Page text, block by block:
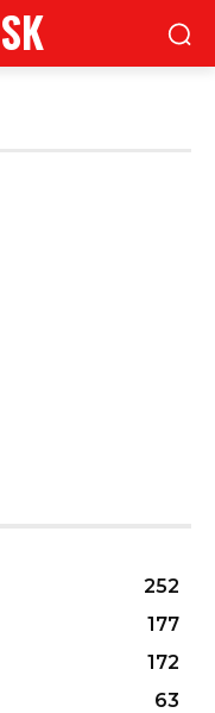
252
177
172
63